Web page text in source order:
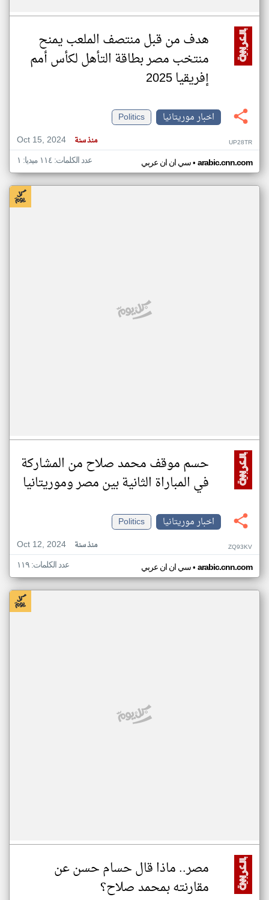
هدف من قبل منتصف الملعب يمنح
منتخب مصر بطاقة التأهل لكأس أمم
إفريقيا 2025
اخبار موريتانيا
Politics
Oct 15, 2024
منذ سنة UP28TR
سي ان ان عربي• arabic.cnn.com عدد الكلمات: ١١٤ ميديا: ١
حسم موقف محمد صلاح من المشاركة
في المباراة الثانية بين مصر وموريتانيا
اخبار موريتانيا
Politics
Oct 12, 2024
منذ سنة ZQ93KV
سي ان ان عربي• arabic.cnn.com عدد الكلمات: ١١٩
مصر.. ماذا قال حسام حسن عن
مقارنته بمحمد صلاح؟